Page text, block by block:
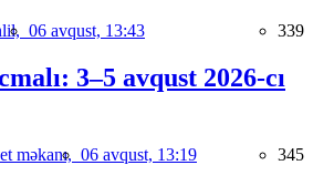
06 avqust, 13:43 339
3–5 avqust 2026-cı
məkanı, 06 avqust, 13:19 345